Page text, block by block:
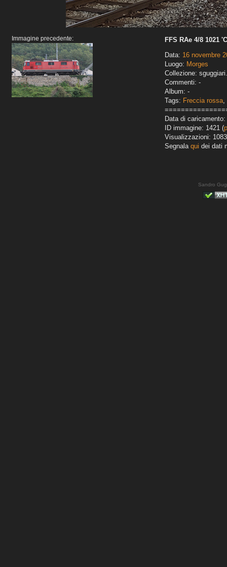
Immagine precedente:
FFS RAe 4/8 1021
Data: 16 novembre
Luogo: Morges
Collezione:
Commenti: -
Album: -
Tags: Freccia rossa,
Data di caricamento:
ID immagine: 1421 (
Visualizzazioni: 1083
Segnala qui dei dati
Sandro